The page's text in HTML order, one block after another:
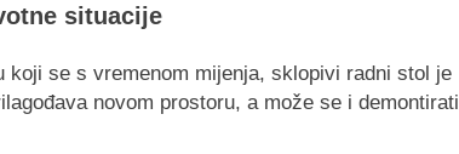
situacije
se s vremenom mijenja, sklopivi radni stol je
novom prostoru, a može se i demontirati